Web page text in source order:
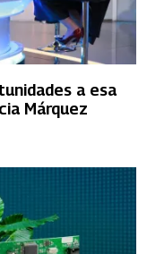
a esa
Márquez